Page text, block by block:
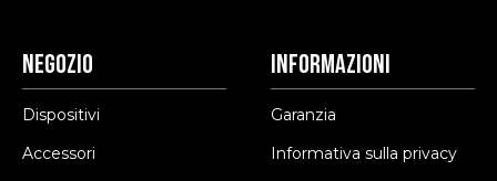
Negozio
Dispositivi
Accessori
Informazioni
Garanzia
Informativa sulla privacy